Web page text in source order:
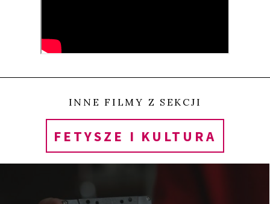
Film dla jednych będzie fascynującym
przewodnikiem po kraju, którego mieszkańcy
wierzą w zaświaty, gdzie umarli przebywają z
żywymi, a magia jest naturalną, stosowaną na co
dzień praktyką. Inni odbiorą film jako zapis
INNE FILMY Z SEKCJI
FETYSZE I KULTURA